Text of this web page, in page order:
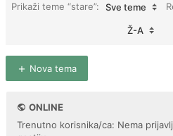
Prikaži teme “stare”: Sve teme
Ž-A
Nova tema
ONLINE
Trenutno korisnika/ca: Nema